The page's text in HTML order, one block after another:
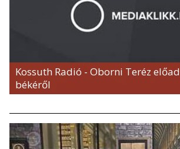
Kossuth Radió - Oborni Teréz
békéről